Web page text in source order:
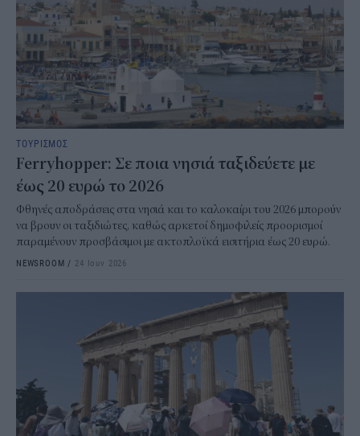
ΤΟΥΡΙΣΜΟΣ
Ferryhopper: Σε ποια νησιά ταξιδεύετε με
έως 20 ευρώ το 2026
Φθηνές αποδράσεις στα νησιά και το καλοκαίρι του 2026 μπορούν
να βρουν οι ταξιδιώτες, καθώς αρκετοί δημοφιλείς προορισμοί
παραμένουν προσβάσιμοι με ακτοπλοϊκά εισιτήρια έως 20 ευρώ.
NEWSROOM / 24 Ιουν 2026